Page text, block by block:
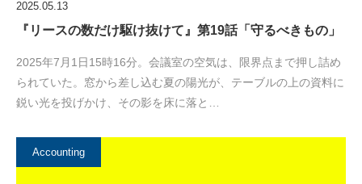
2025.05.13
『リースの数だけ駆け抜けて』第19話「守るべきもの」
2025年7月1日15時16分。会議室の空気は、限界点まで押し詰め
られていた。窓から差し込む夏の陽光が、テーブルの上の資料に
鋭い光を投げかけ、その影を床に落と…
Accounting